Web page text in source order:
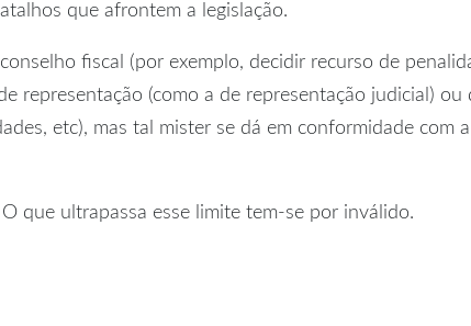
que afrontem a legislação.
fiscal (por exemplo, decidir recurso de
representação (como a de representação judicial) ou
etc), mas tal mister se dá em conformidade com
que ultrapassa esse limite tem-se por inválido.